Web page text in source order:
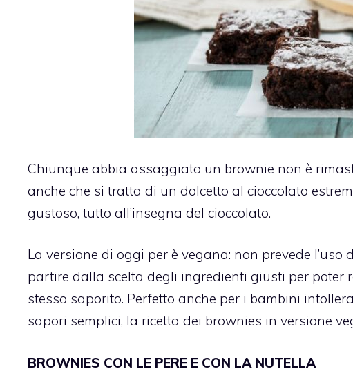
Chiunque abbia assaggiato un brownie non è
anche che si tratta di un dolcetto al cioccolato
gustoso, tutto all’insegna del cioccolato.
La versione di oggi per è vegana: non prevede
partire dalla scelta degli ingredienti giusti per poter
stesso saporito. Perfetto anche per i bambini
sapori semplici, la ricetta dei brownies in versione
BROWNIES CON LE PERE E CON LA NUTELLA